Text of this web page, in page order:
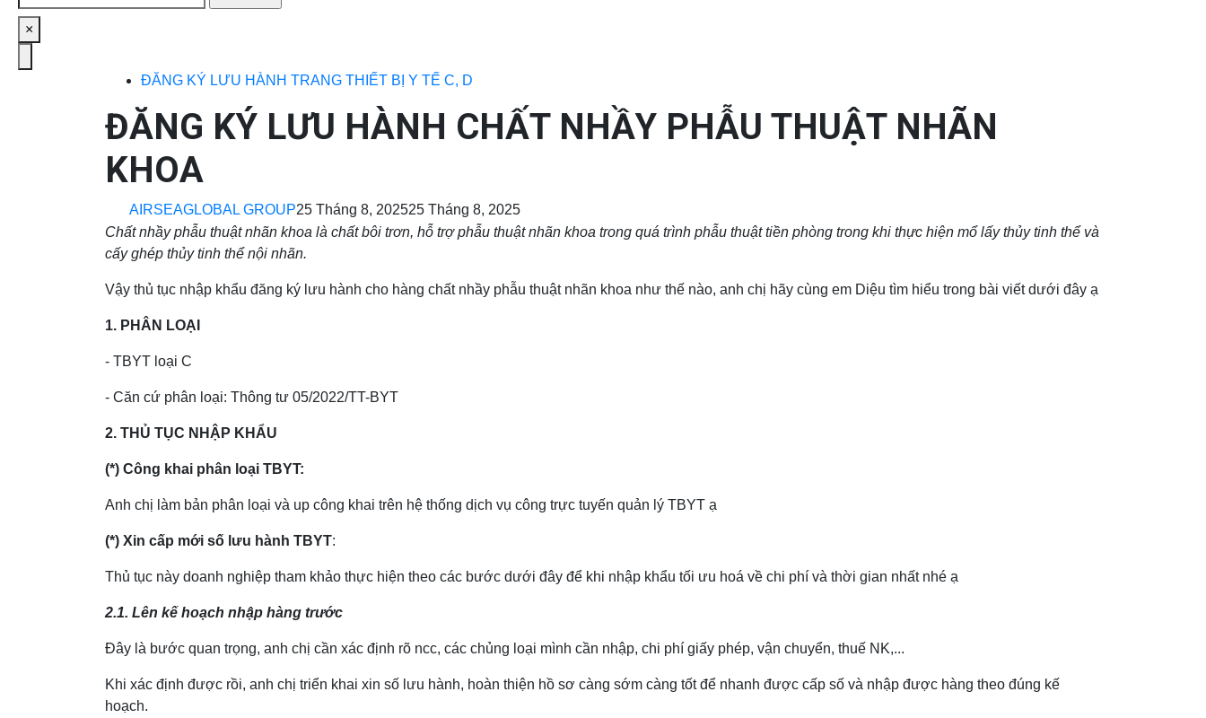
kiếm
cho:
Close
×
ĐĂNG KÝ LƯU HÀNH TRANG THIẾT BỊ Y TẾ C, D
ĐĂNG KÝ LƯU HÀNH CHẤT NHẦY PHẪU THUẬT NHÃN
KHOA
AIRSEAGLOBAL GROUP25 Tháng 8, 202525 Tháng 8, 2025
Chất nhầy phẫu thuật nhãn khoa là chất bôi trơn, hỗ trợ phẫu thuật nhãn khoa trong quá trình phẫu thuật tiền phòng trong khi thực hiện mổ lấy thủy tinh thể và
cấy ghép thủy tinh thể nội nhãn.
Vậy thủ tục nhập khẩu đăng ký lưu hành cho hàng chất nhầy phẫu thuật nhãn khoa như thế nào, anh chị hãy cùng em Diệu tìm hiểu trong bài viết dưới đây ạ
1. PHÂN LOẠI
- TBYT loại C
- Căn cứ phân loại: Thông tư 05/2022/TT-BYT
2. THỦ TỤC NHẬP KHẨU
(*) Công khai phân loại TBYT:
Anh chị làm bản phân loại và up công khai trên hệ thống dịch vụ công trực tuyến quản lý TBYT ạ
(*) Xin cấp mới số lưu hành TBYT:
Thủ tục này doanh nghiệp tham khảo thực hiện theo các bước dưới đây để khi nhập khẩu tối ưu hoá về chi phí và thời gian nhất nhé ạ
2.1. Lên kế hoạch nhập hàng trước
Đây là bước quan trọng, anh chị cần xác định rõ ncc, các chủng loại mình cần nhập, chi phí giấy phép, vận chuyển, thuế NK,...
Khi xác định được rồi, anh chị triển khai xin số lưu hành, hoàn thiện hồ sơ càng sớm càng tốt để nhanh được cấp số và nhập được hàng theo đúng kế
hoạch.